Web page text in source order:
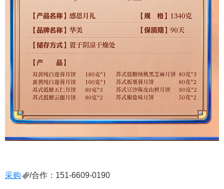
采购 /合作：151-6609-0190